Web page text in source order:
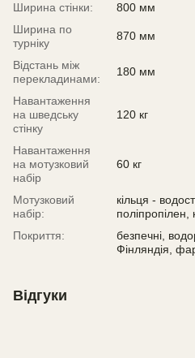
Ширина стінки:
800 мм
Ширина по
турніку
870 мм
Відстань між
перекладинами:
180 мм
Навантаження
на шведську
стінку
120 кг
Навантаження
на мотузковий
набір
60 кг
Мотузковий
набір:
кільця -
Покриття:
безпечні,
Фінляндія,
Відгуки